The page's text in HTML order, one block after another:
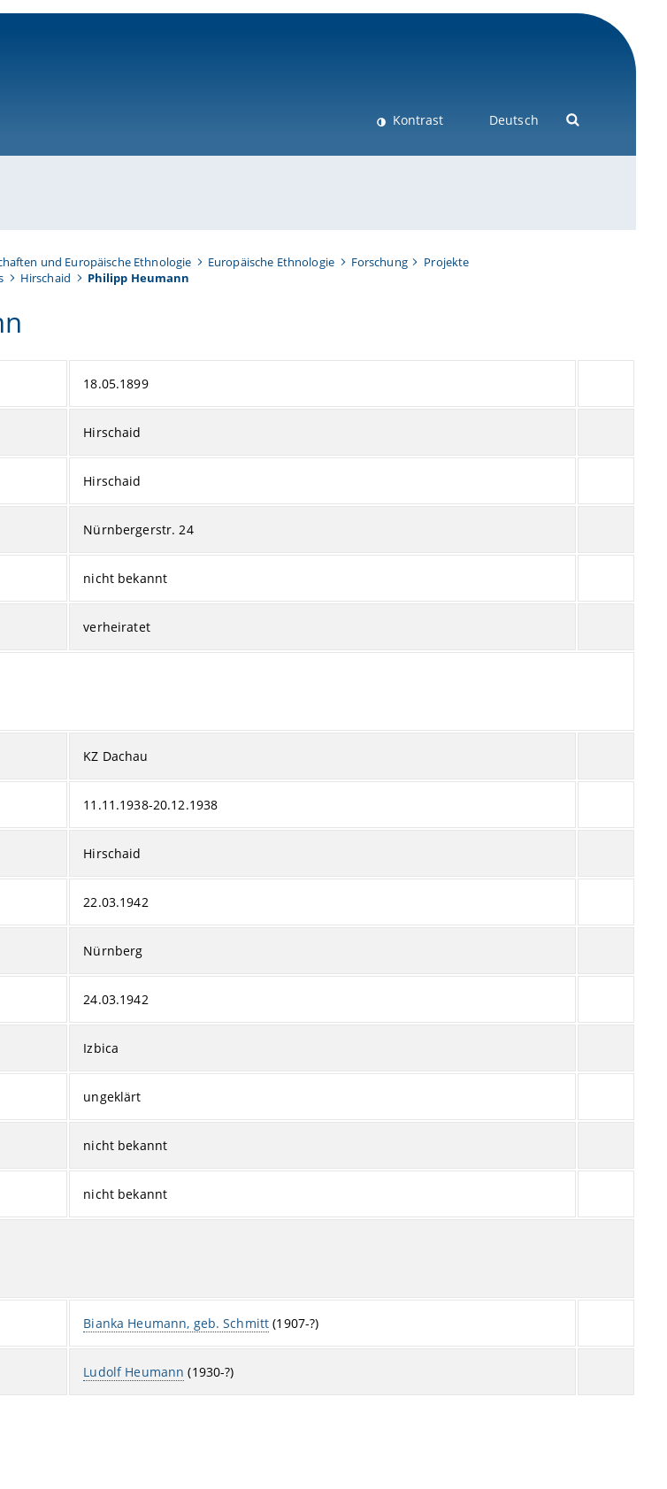
Kontrast Deutsch
und Europäische Ethnologie Europäische Ethnologie Forschung
Projekte
Hirschaid Philipp Heumann
18.05.1899
Hirschaid
Hirschaid
Nürnbergerstr. 24
nicht bekannt
verheiratet
KZ Dachau
11.11.1938-20.12.1938
Hirschaid
22.03.1942
Nürnberg
24.03.1942
Izbica
ungeklärt
nicht bekannt
nicht bekannt
Bianka Heumann, geb. Schmitt (1907-?)
Ludolf Heumann (1930-?)